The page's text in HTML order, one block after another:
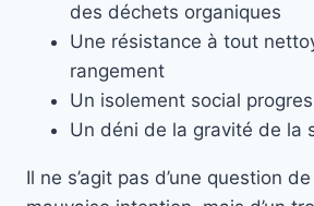
des déchets organiques
Une résistance à tout
rangement
Un isolement social
Un déni de la gravité de la
Il ne s’agit pas d’une question